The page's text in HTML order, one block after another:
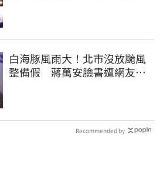
白海豚風雨大！北市沒放颱風
整備假 蔣萬安臉書遭網友灌
Recommended by